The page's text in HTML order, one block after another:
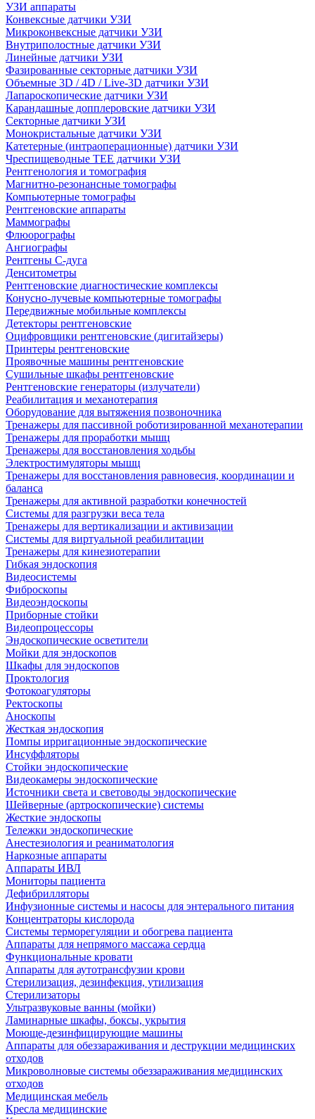
УЗИ аппараты
Конвексные датчики УЗИ
Микроконвексные датчики УЗИ
Внутриполостные датчики УЗИ
Линейные датчики УЗИ
Фазированные секторные датчики УЗИ
Объемные 3D / 4D / Live-3D датчики УЗИ
Лапароскопические датчики УЗИ
Карандашные допплеровские датчики УЗИ
Секторные датчики УЗИ
Монокристальные датчики УЗИ
Катетерные (интраоперационные) датчики УЗИ
Чреспищеводные TEE датчики УЗИ
Рентгенология и томография
Магнитно-резонансные томографы
Компьютерные томографы
Рентгеновские аппараты
Маммографы
Флюорографы
Ангиографы
Рентгены С-дуга
Денситометры
Рентгеновские диагностические комплексы
Конусно-лучевые компьютерные томографы
Передвижные мобильные комплексы
Детекторы рентгеновские
Оцифровщики рентгеновские (дигитайзеры)
Принтеры рентгеновские
Проявочные машины рентгеновские
Сушильные шкафы рентгеновские
Рентгеновские генераторы (излучатели)
Реабилитация и механотерапия
Оборудование для вытяжения позвоночника
Тренажеры для пассивной роботизированной механотерапии
Тренажеры для проработки мышц
Тренажеры для восстановления ходьбы
Электростимуляторы мышц
Тренажеры для восстановления равновесия, координации и
баланса
Тренажеры для активной разработки конечностей
Системы для разгрузки веса тела
Тренажеры для вертикализации и активизации
Системы для виртуальной реабилитации
Тренажеры для кинезиотерапии
Гибкая эндоскопия
Видеосистемы
Фиброскопы
Видеоэндоскопы
Приборные стойки
Видеопроцессоры
Эндоскопические осветители
Мойки для эндоскопов
Шкафы для эндоскопов
Проктология
Фотокоагуляторы
Ректоскопы
Аноскопы
Жесткая эндоскопия
Помпы ирригационные эндоскопические
Инсуффляторы
Стойки эндоскопические
Видеокамеры эндоскопические
Источники света и световоды эндоскопические
Шейверные (артроскопические) системы
Жесткие эндоскопы
Тележки эндоскопические
Анестезиология и реаниматология
Наркозные аппараты
Аппараты ИВЛ
Мониторы пациента
Дефибрилляторы
Инфузионные системы и насосы для энтерального питания
Концентраторы кислорода
Системы терморегуляции и обогрева пациента
Аппараты для непрямого массажа сердца
Функциональные кровати
Аппараты для аутотрансфузии крови
Стерилизация, дезинфекция, утилизация
Стерилизаторы
Ультразвуковые ванны (мойки)
Ламинарные шкафы, боксы, укрытия
Моюще-дезинфицирующие машины
Аппараты для обеззараживания и деструкции медицинских
отходов
Микроволновые системы обеззараживания медицинских
отходов
Медицинская мебель
Кресла медицинские